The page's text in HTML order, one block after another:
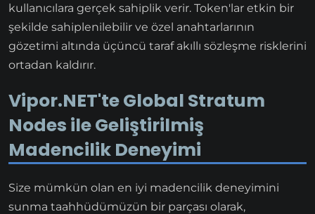
kullanıcılara gerçek sahiplik verir. Token'lar etkin bir
şekilde sahiplenilebilir ve özel anahtarlarının
gözetimi altında üçüncü taraf akıllı sözleşme risklerini
ortadan kaldırır.
Vipor.NET'te Global Stratum
Nodes ile Geliştirilmiş
Madencilik Deneyimi
Size mümkün olan en iyi madencilik deneyimini
sunma taahhüdümüzün bir parçası olarak,